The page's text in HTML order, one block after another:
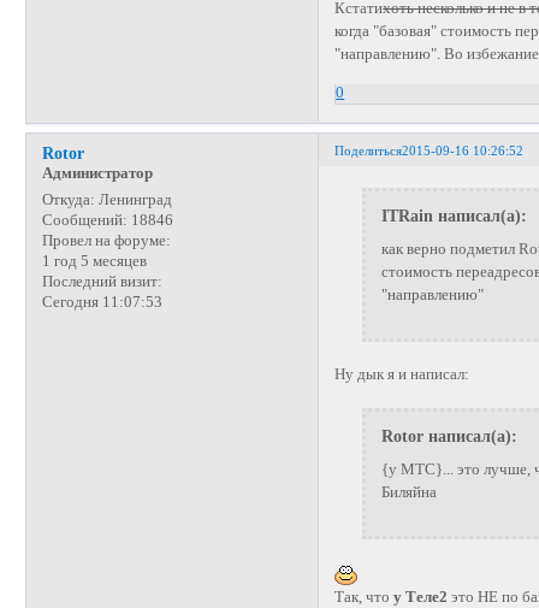
Кстатихоть несколько и не в
когда "базовая" стоимость
"направлению". Во
0
Поделиться2015-09-16 10:26:52
Rotor
Администратор
Откуда: Ленинград
Сообщений: 18846
Провел на форуме:
1 год 5 месяцев
Последний визит:
Сегодня 11:07:53
ITRain написал(а):
как верно подметил
стоимость
"направлению"
Ну дык я и написал:
Rotor написал(а):
{у МТС}... это лучше,
Биляйна
Так, чтоу Теле2 это НЕ по